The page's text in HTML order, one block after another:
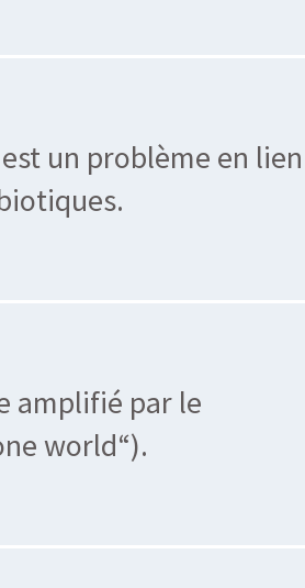
un problème en lien
amplifié par le
world“).